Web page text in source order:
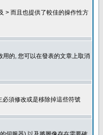
> 而且也提供了較佳的操作性方
的, 您可以在發表的文章上取消
必須修改或是移除掉這些符號